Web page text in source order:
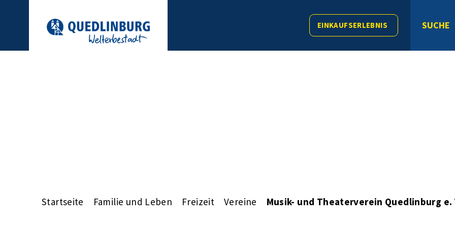
EINKAUFSERLEBNIS SUCHE
Startseite Familie und Leben Freizeit Vereine Musik- und Theaterverein Quedlinburg e.